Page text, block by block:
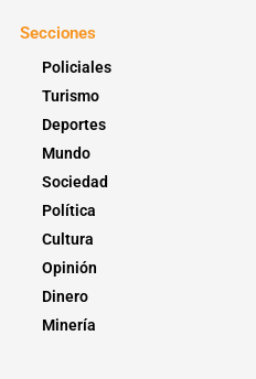
Secciones
Policiales
Turismo
Deportes
Mundo
Sociedad
Política
Cultura
Opinión
Dinero
Minería